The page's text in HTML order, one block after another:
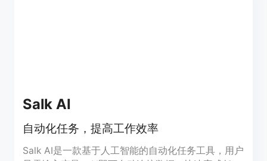
Salk AI
自动化任务，提高工作效率
Salk AI是一款基于人工智能的自动化任务工具，用户